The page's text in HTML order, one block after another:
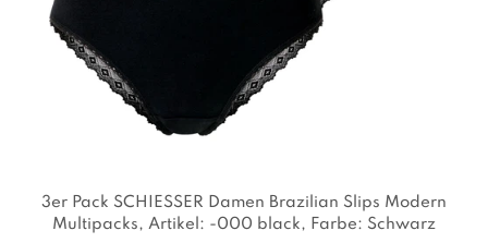
3er Pack SCHIESSER Damen Brazilian Slips Modern
Multipacks , Artikel: -000 black , Farbe: Schwarz